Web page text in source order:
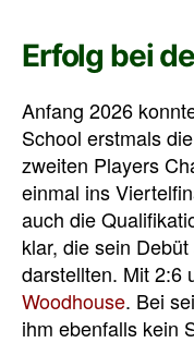
Erfolg bei
Anfang 2026
School erstmals
zweiten Players
einmal ins
auch die
klar, die sein
darstellten. Mit 2:6
Woodhouse. Bei
ihm ebenfalls kein